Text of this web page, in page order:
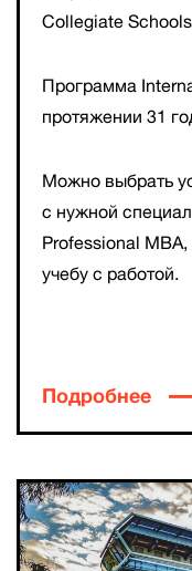
Collegiate
Программа
протяжении 31
Можно выбрать
с нужной
Professional
учебу с работой.
Подробнее